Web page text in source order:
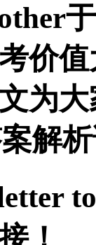
价
为
解
！